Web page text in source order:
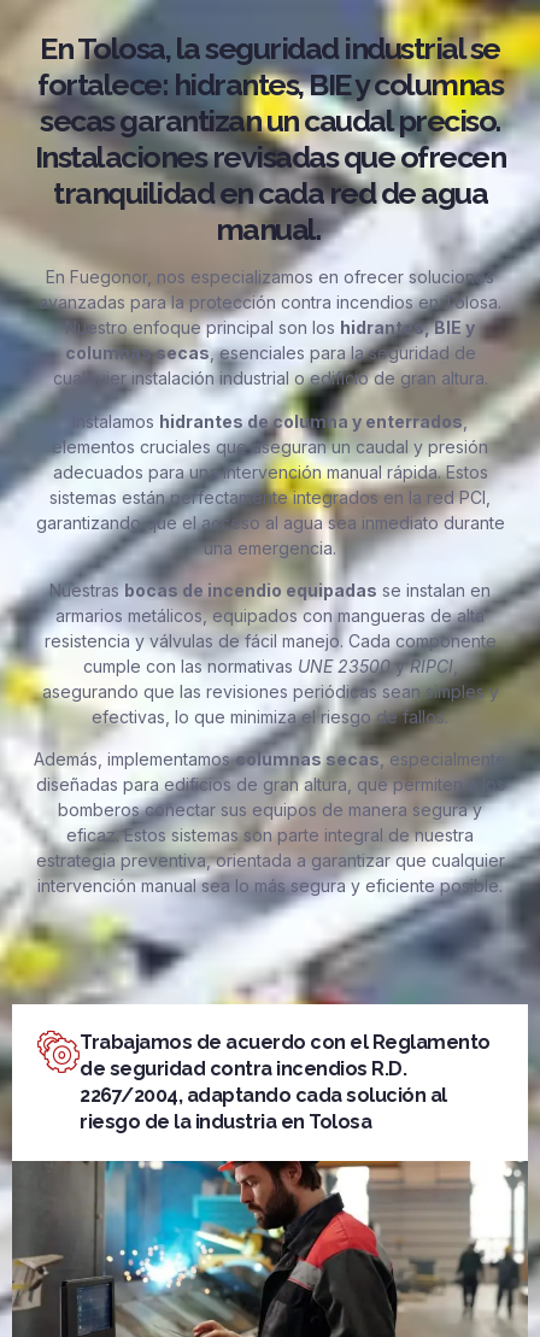
En Tolosa, la seguridad industrial se
fortalece: hidrantes, BIE y columnas
secas garantizan un caudal preciso.
Instalaciones revisadas que ofrecen
tranquilidad en cada red de agua
manual.
En Fuegonor, nos especializamos en ofrecer soluciones
avanzadas para la protección contra incendios en Tolosa.
Nuestro enfoque principal son los hidrantes, BIE y
columnas secas, esenciales para la seguridad de
cualquier instalación industrial o edificio de gran altura.
Instalamos hidrantes de columna y enterrados,
elementos cruciales que aseguran un caudal y presión
adecuados para una intervención manual rápida. Estos
sistemas están perfectamente integrados en la red PCI,
garantizando que el acceso al agua sea inmediato durante
una emergencia.
Nuestrasbocas de incendio equipadas se instalan en
armarios metálicos, equipados con mangueras de alta
resistencia y válvulas de fácil manejo. Cada componente
cumple con las normativas UNE 23500yRIPCI,
asegurando que las revisiones periódicas sean simples y
efectivas, lo que minimiza el riesgo de fallos.
Además, implementamoscolumnas secas, especialmente
diseñadas para edificios de gran altura, que permiten a los
bomberos conectar sus equipos de manera segura y
eficaz. Estos sistemas son parte integral de nuestra
estrategia preventiva, orientada a garantizar que cualquier
intervención manual sea lo más segura y eficiente posible.
Trabajamos de acuerdo con el Reglamento
de seguridad contra incendios R.D.
2267/2004, adaptando cada solución al
riesgo de la industria en Tolosa